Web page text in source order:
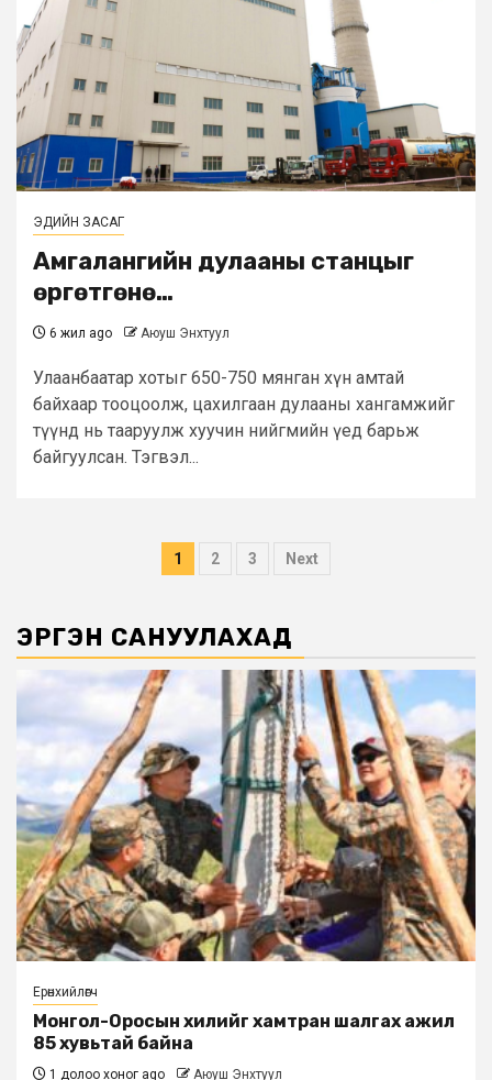
ЭДИЙН ЗАСАГ
Амгалангийн дулааны станцыг
өргөтгөнө…
6 жил ago Аюуш Энхтуул
Улаанбаатар хотыг 650-750 мянган хүн амтай
байхаар тооцоолж, цахилгаан дулааны хангамжийг
түүнд нь тааруулж хуучин нийгмийн үед барьж
байгуулсан. Тэгвэл...
Posts
1 2 3 Next
ЭРГЭН САНУУЛАХАД
Ерөнхийлөгч
Монгол-Оросын хилийг хамтран шалгах ажил
85 хувьтай байна
1 долоо хоног ago Аюуш Энхтуул